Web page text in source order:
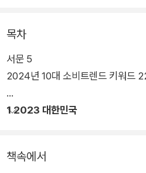
말하는 ‘영어’는 한국어도 될 수 있
니까 그냥 평상시의 말과 글로 이루
한 것이다.
모든 학자들이, 모든 책들이 ‘AI’와 ‘
는 이 시점에서 『트렌드 코리아
지 말지를 결정하는 것은 궁극적으
목차
서문 5
2024년 10대 소
1 2023 대한민국
책속에서